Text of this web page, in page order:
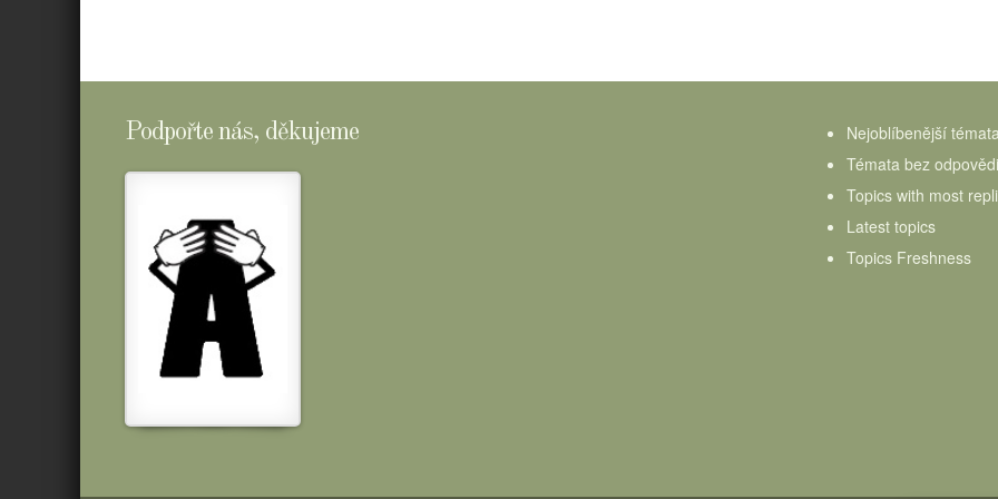
Podpořte nás, děkujeme
Nejoblíbenější
Témata bez odpovědi
Topics with most
Latest topics
Topics Freshness